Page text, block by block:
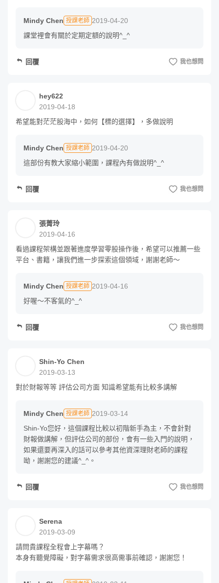
單元 12 - 零股，改變你對股票投資的看法
主，以下的資訊「不會」出現在課堂上喔！
本課程不會教導如何看個股財報
大家好，我是 Mindy Chen，很多人喜歡稱我小華老師。
我與網路結緣超過二十多年，專科還沒畢業就與老師合組網
路整合行銷公司，可惜有遠見但時間點太早就夭折了。但大
公司丶遊樂園，再加上之後軟體公司顧問師的歷練，累積許
因為擅長整合與使用網路既有資源，所以在多年前體會光靠
相關資訊，舉凡股票、期權、外匯、未上市股票、加密貨
期權最高投報率超過 500%，但不是每個人都能有這樣的自
Mindy Chen 授課老師 2019-04-20
課堂裡會有關於定期定額的說明^_^
回覆 我也想問
hey622
2019-04-18
希望能對茫茫股海中，如何【標的選擇】，多做說明
Mindy Chen 授課老師 2019-04-20
這部份有教大家縮小範圍，課程內有做說明^_^
回覆 我也想問
張菁玲
2019-04-16
看過課程架構並跟著進度學習零股操作後，希望可以推薦一些
平台、書籍，讓我們進一步探索這個領域，謝謝老師～
Mindy Chen 授課老師 2019-04-16
好喔～不客氣的^_^
回覆 我也想問
Shin-Yo Chen
2019-03-13
對於財報等等 評估公司方面 知識希望能有比較多講解
Mindy Chen 授課老師 2019-03-14
Shin-Yo您好，這個課程比較以初階新手為主，不會針對
財報做講解，但評估公司的部份，會有一些入門的說明，
如果還要再深入的話可以參考其他資深理財老師的課程
呦，謝謝您的建議^_^。
回覆 我也想問
Serena
2019-03-09
請問貴課程全程會上字幕嗎？
本身有聽覺障礙，對字幕需求很高需事前確認，謝謝您！